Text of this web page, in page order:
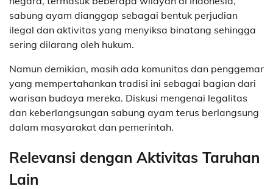
sabung ayam dianggap sebagai bentuk perjudian
ilegal dan aktivitas yang menyiksa binatang sehingga
sering dilarang oleh hukum.
Namun demikian, masih ada komunitas dan penggemar
yang mempertahankan tradisi ini sebagai bagian dari
warisan budaya mereka. Diskusi mengenai legalitas
dan keberlangsungan sabung ayam terus berlangsung
dalam masyarakat dan pemerintah.
Relevansi dengan Aktivitas Taruhan
Lain